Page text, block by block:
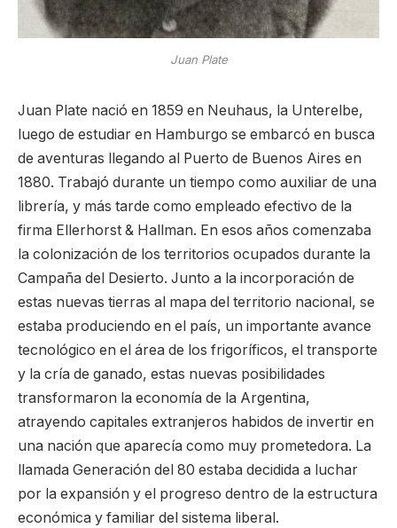
Juan Plate
Juan Plate nació en 1859 en Neuhaus, la Unterelbe,
luego de estudiar en Hamburgo se embarcó en busca
de aventuras llegando al Puerto de Buenos Aires en
1880. Trabajó durante un tiempo como auxiliar de una
librería, y más tarde como empleado efectivo de la
firma Ellerhorst & Hallman. En esos años comenzaba
la colonización de los territorios ocupados durante la
Campaña del Desierto. Junto a la incorporación de
estas nuevas tierras al mapa del territorio nacional, se
estaba produciendo en el país, un importante avance
tecnológico en el área de los frigoríficos, el transporte
y la cría de ganado, estas nuevas posibilidades
transformaron la economía de la Argentina,
atrayendo capitales extranjeros habidos de invertir en
una nación que aparecía como muy prometedora. La
llamada Generación del 80 estaba decidida a luchar
por la expansión y el progreso dentro de la estructura
económica y familiar del sistema liberal.